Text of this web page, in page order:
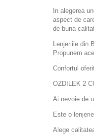
In alegerea
aspect de
de buna
Lenjeriile din
Propunem
Confortul
OZDILEK 2
Ai nevoie de
Este o
Alege